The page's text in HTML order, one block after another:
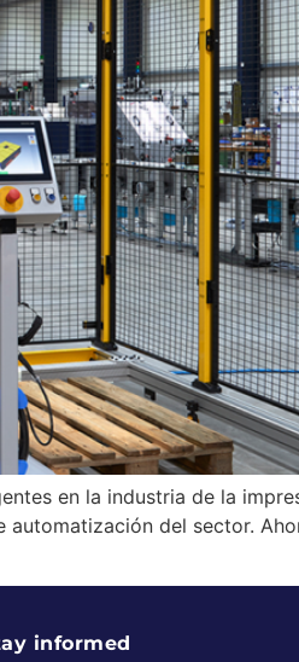
en la industria de la
del sector.
informed